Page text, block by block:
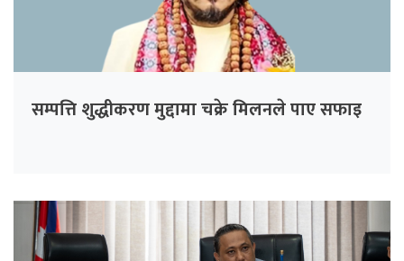
सम्पत्ति शुद्धीकरण मुद्दामा चक्रे मिलनले पाए सफाइ